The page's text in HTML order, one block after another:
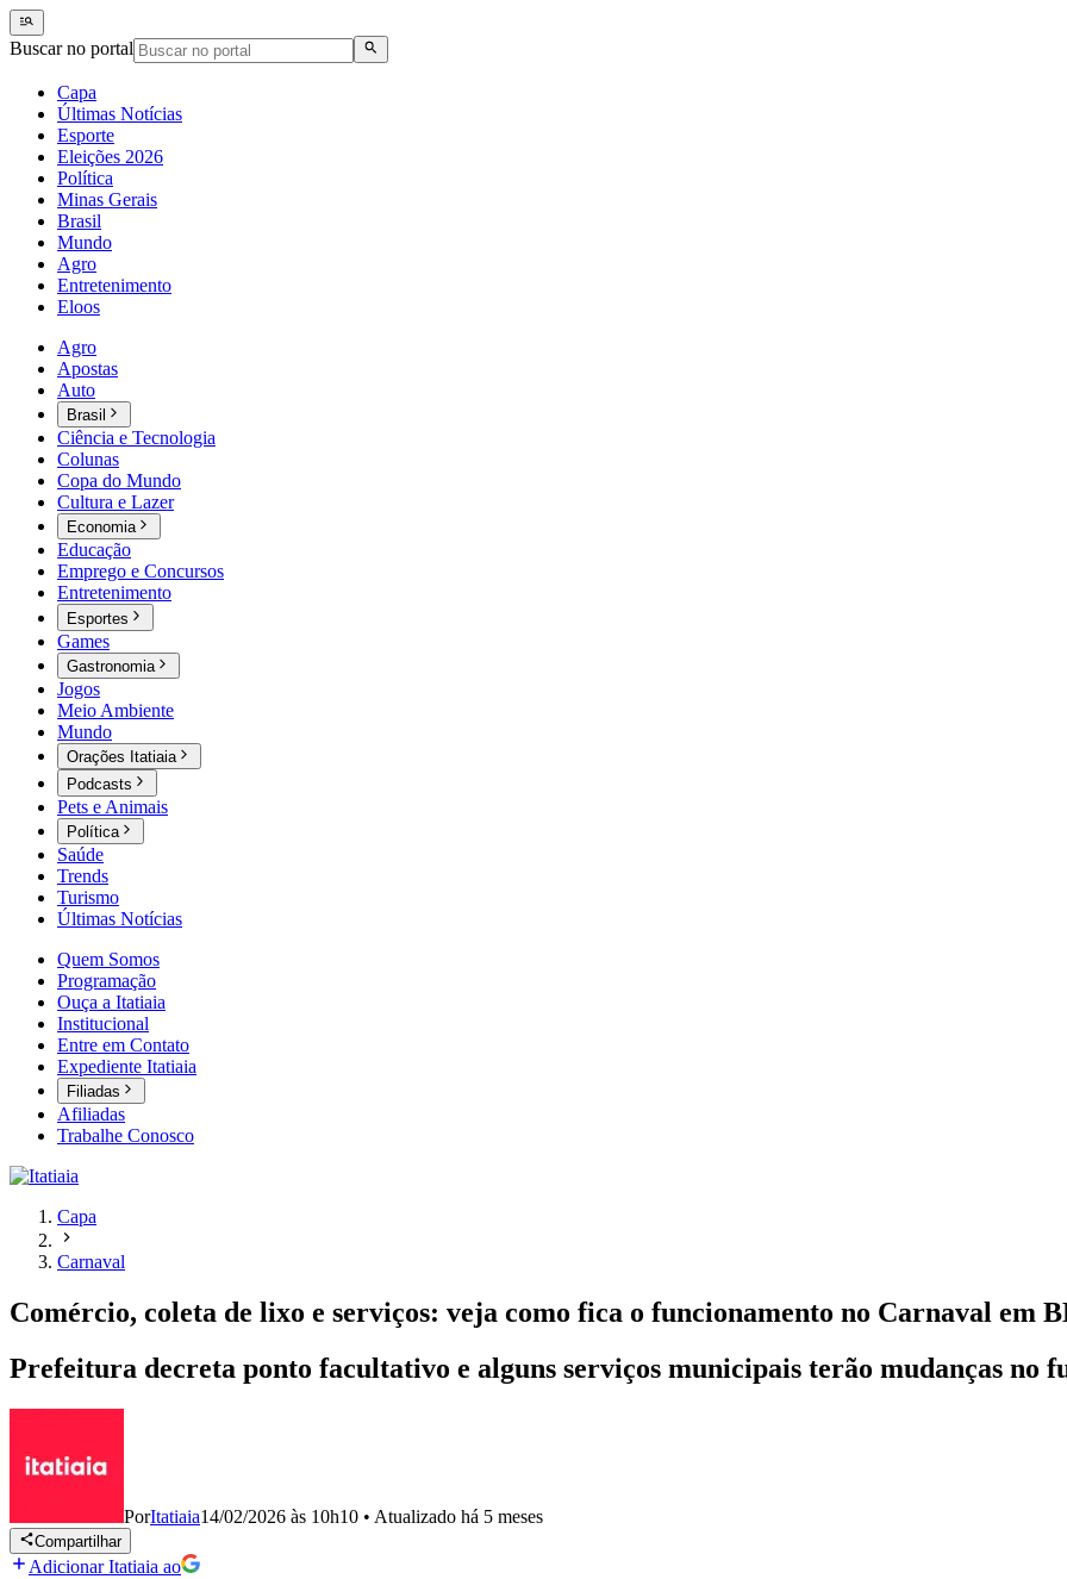
Buscar no portal
Capa
Últimas Notícias
Esporte
Eleições 2026
Política
Minas Gerais
Brasil
Mundo
Agro
Entretenimento
Eloos
Agro
Apostas
Auto
Brasil
Ciência e Tecnologia
Colunas
Copa do Mundo
Cultura e Lazer
Economia
Educação
Emprego e Concursos
Entretenimento
Esportes
Games
Gastronomia
Jogos
Meio Ambiente
Mundo
Orações Itatiaia
Podcasts
Pets e Animais
Política
Saúde
Trends
Turismo
Últimas Notícias
Quem Somos
Programação
Ouça a Itatiaia
Institucional
Entre em Contato
Expediente Itatiaia
Filiadas
Afiliadas
Trabalhe Conosco
Capa
Carnaval
Comércio, coleta de lixo e serviços: veja como fica o funcionamento no Carnaval em
Prefeitura decreta ponto facultativo e alguns serviços municipais terão mudanças no
PorItatiaia14/02/2026 às 10h10 • Atualizado há 5 meses
Compartilhar
Adicionar Itatiaia ao